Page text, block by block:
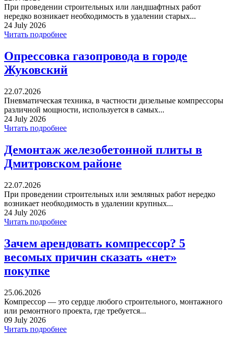
При проведении строительных или ландшафтных работ
нередко возникает необходимость в удалении старых...
24 July 2026
Читать подробнее
Опрессовка газопровода в городе
Жуковский
22.07.2026
Пневматическая техника, в частности дизельные компрессоры
различной мощности, используется в самых...
24 July 2026
Читать подробнее
Демонтаж железобетонной плиты в
Дмитровском районе
22.07.2026
При проведении строительных или земляных работ нередко
возникает необходимость в удалении крупных...
24 July 2026
Читать подробнее
Зачем арендовать компрессор? 5
весомых причин сказать «нет»
покупке
25.06.2026
Компрессор — это сердце любого строительного, монтажного
или ремонтного проекта, где требуется...
09 July 2026
Читать подробнее